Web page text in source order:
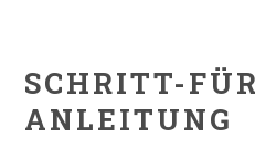
SCHRITT-
ANLEITUNG